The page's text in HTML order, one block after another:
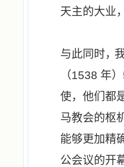
天主的大业
与此同时，
（1538 年）
使，他们都
马教会的枢
能够更加精
公会议的开